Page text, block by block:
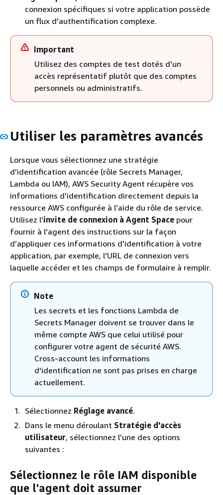
connexion spécifiques si votre application possède
un flux d'authentification complexe.
Important
Utilisez des comptes de test dotés d'un
accès représentatif plutôt que des comptes
personnels ou administratifs.
Utiliser les paramètres avancés
Lorsque vous sélectionnez une stratégie
d'identification avancée (rôle Secrets Manager,
Lambda ou IAM), AWS Security Agent récupère vos
informations d'identification directement depuis la
ressource AWS configurée à l'aide du rôle de service.
Utilisez l'invite de connexion à Agent Space pour
fournir à l'agent des instructions sur la façon
d'appliquer ces informations d'identification à votre
application, par exemple, l'URL de connexion vers
laquelle accéder et les champs de formulaire à remplir.
Note
Les secrets et les fonctions Lambda de
Secrets Manager doivent se trouver dans le
même compte AWS que celui utilisé pour
configurer votre agent de sécurité AWS.
Cross-account les informations
d'identification ne sont pas prises en charge
actuellement.
Sélectionnez Réglage avancé.
Dans le menu déroulant Stratégie d'accès
utilisateur, sélectionnez l'une des options
suivantes :
Sélectionnez le rôle IAM disponible
que l'agent doit assumer